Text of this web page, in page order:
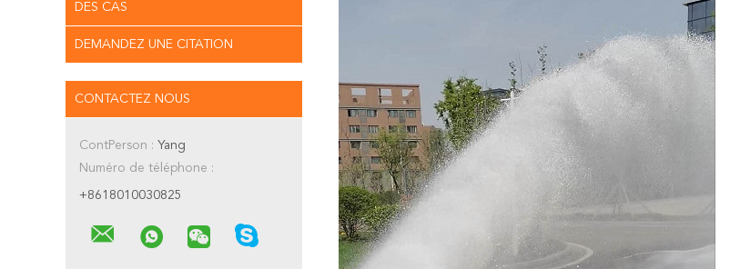
DES CAS
DEMANDEZ UNE CITATION
CONTACTEZ NOUS
ContPerson : Yang
Numéro de téléphone :
+8618010030825